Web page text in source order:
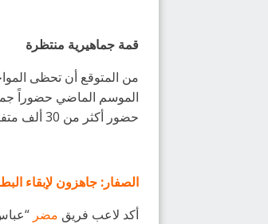
قمة جماهيرية منتظرة
من المتوقع أن تحظى
الموسم الماضي حضوراً
حضور أكثر من 30 ألف متفرج خلال ثلاثة أيام.
الصفار: جاهزون لإبقاء
أكد لاعب فريق مضر